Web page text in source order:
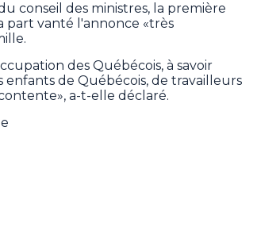
conseil des ministres, la première
part vanté l'annonce «très
des Québécois, à savoir
enfants de Québécois, de travailleurs
a-t-elle déclaré.